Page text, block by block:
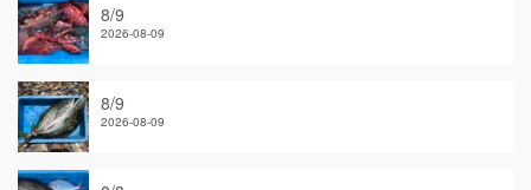
8/9
2026-08-09
8/9
2026-08-09